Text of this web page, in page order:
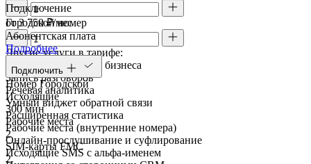
Городской номер
Другие услуги в тарифе:
FMC SIM-карты для бизнеса
Запись разговоров
Речевая аналитика
Умный виджет обратной связи
Расширенная статистика
Рабочие места (внутренние номера)
Онлайн-прослушивание и суфлирование
Исходящие SMS с альфа-именем
Подключение
от 3 750 ₽/мес
Абонентская плата
Подробнее
Подключить
Номер Городской
Исходящие
300 мин
Рабочие места
2
SIM-карты FMC
2